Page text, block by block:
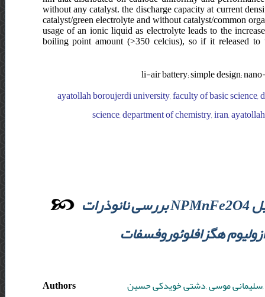
without any catalyst. the discharge capacity at current
catalyst/green electrolyte and without catalyst/common
usage of an ionic liquid as electrolyte leads to the
boiling point amount (>350 celcius), so if it released
li-air battery; simple design;
ayatollah boroujerdi university, faculty of basic
science, department of chemistry, iran,
بررسی نانوذرات NPMnFe2O4 به عنوان کاتالیسیت موثر برای کاتد هوا و الکترولیت سبز 1اکتیل3متیل
Authors
موسی ,دشتی خویدکی حسین